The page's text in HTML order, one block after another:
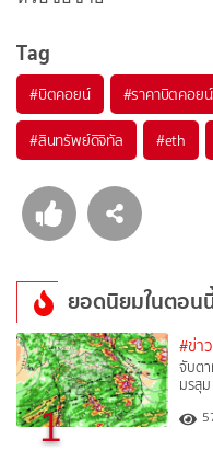
Tag
#บิตคอยน์ #ราคาบิตคอย
#สินทรัพย์ดิจิทัล #eth
ยอดนิยมในตอน
1
#ข่า
จับต
มรสุ